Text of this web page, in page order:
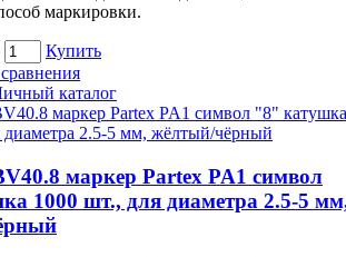
маркировки.
Купить
каталог
маркер Partex PA1 символ
1000 шт., для диаметра 2.5-5